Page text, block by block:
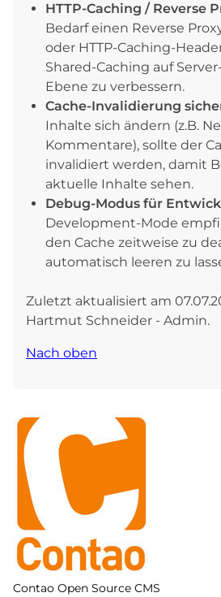
HTTP-Caching / Reverse
Bedarf einen Reverse
oder HTTP-Caching-
Shared-Caching auf
Ebene zu verbessern.
Cache-Invalidierung
Inhalte sich ändern (z.B.
Kommentare), sollte der
invalidiert werden, damit
aktuelle Inhalte sehen.
Debug-Modus für
Development-Mode
den Cache zeitweise zu
automatisch leeren zu
Zuletzt aktualisiert am
Hartmut Schneider - Admin.
Nach oben
Contao Open Source CMS